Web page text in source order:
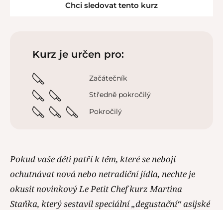
Chci sledovat tento kurz
Kurz je určen pro:
Začátečník
Středně pokročilý
Pokročilý
Pokud vaše děti patří k těm, které se nebojí
ochutnávat nová nebo netradiční jídla, nechte je
okusit novinkový Le Petit Chef kurz Martina
Staňka, který sestavil speciální „degustační“ asijské